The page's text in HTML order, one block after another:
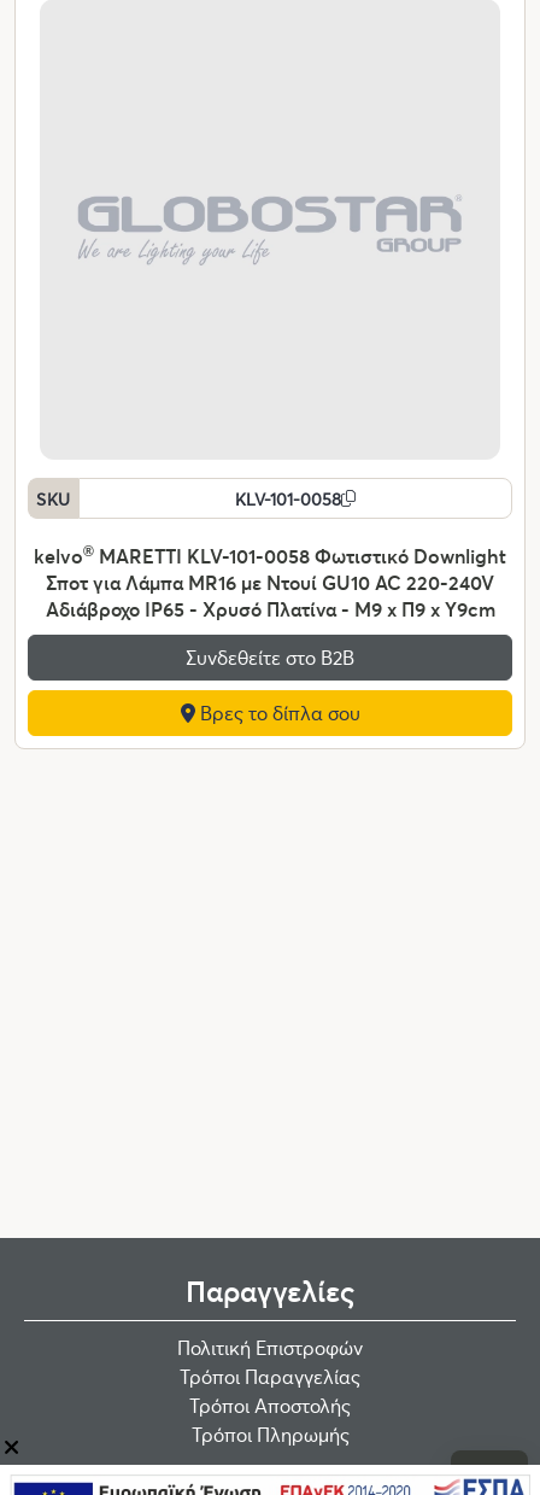
SKU KLV-101-0058
kelvo® MARETTI KLV-101-0058 Φωτιστικό Downlight
Σποτ για Λάμπα MR16 με Ντουί GU10 AC 220-240V
Αδιάβροχο IP65 - Χρυσό Πλατίνα - Μ9 x Π9 x Υ9cm
Συνδεθείτε στο Β2Β
Βρες το δίπλα σου
Παραγγελίες
Πολιτική Επιστροφών
Τρόποι Παραγγελίας
Τρόποι Αποστολής
Τρόποι Πληρωμής